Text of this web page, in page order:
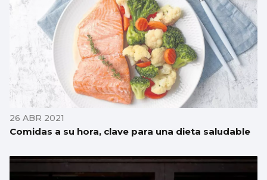
26 ABR 2021
Comidas a su hora, clave para una dieta saludable